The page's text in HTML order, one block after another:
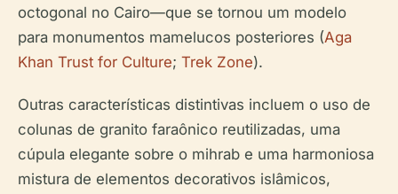
octogonal no Cairo—que se tornou um modelo
para monumentos mamelucos posteriores (Aga
Khan Trust for Culture; Trek Zone).
Outras características distintivas incluem o uso de
colunas de granito faraônico reutilizadas, uma
cúpula elegante sobre o mihrab e uma harmoniosa
mistura de elementos decorativos islâmicos,